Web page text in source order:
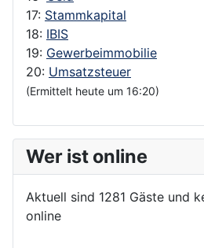
17: Stammkapital
18: IBIS
19: Gewerbeimmobilie
20: Umsatzsteuer
(Ermittelt heute um 16:20)
Wer ist online
Aktuell sind 1281 Gäste und
online